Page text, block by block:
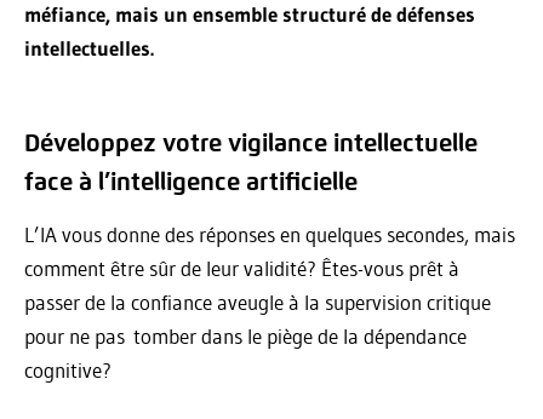
méfiance, mais un ensemble structuré de défenses
intellectuelles.
Développez votre vigilance intellectuelle
face à l’intelligence artificielle
L’IA vous donne des réponses en quelques secondes, mais
comment être sûr de leur validité? Êtes-vous prêt à
passer de la confiance aveugle à la supervision critique
pour ne pas tomber dans le piège de la dépendance
cognitive?